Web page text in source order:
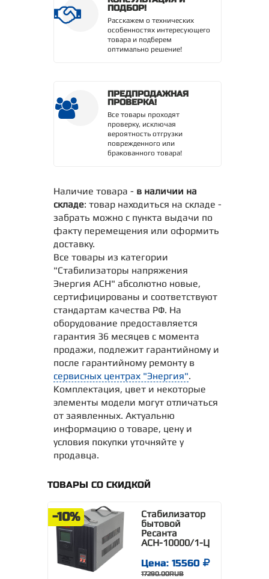
ПОДБОР!
Расскажем о технических
особенностях интересующего
товара и подберем
оптимально решение!
ПРЕДПРОДАЖНАЯ
ПРОВЕРКА!
Все товары проходят
проверку, исключая
вероятность отгрузки
поврежденного или
бракованного товара!
Наличие товара - в наличии на
складе: товар находиться на складе -
забрать можно с пункта выдачи по
факту перемещения или оформить
доставку.
Все товары из категории
"Стабилизаторы напряжения
Энергия АСН" абсолютно новые,
сертифицированы и соответствуют
стандартам качества РФ. На
оборудование предоставляется
гарантия 36 месяцев с момента
продажи, подлежит гарантийному и
после гарантийному ремонту в
сервисных центрах "Энергия".
Комплектация, цвет и некоторые
элементы модели могут отличаться
от заявленных. Актуальню
информацию о товаре, цену и
условия покупки уточняйте у
продавца.
ТОВАРЫ СО СКИДКОЙ
-10%
Стабилизатор
бытовой
Ресанта
АСН-10000/1-Ц
Цена: 15560
17290.00RUB